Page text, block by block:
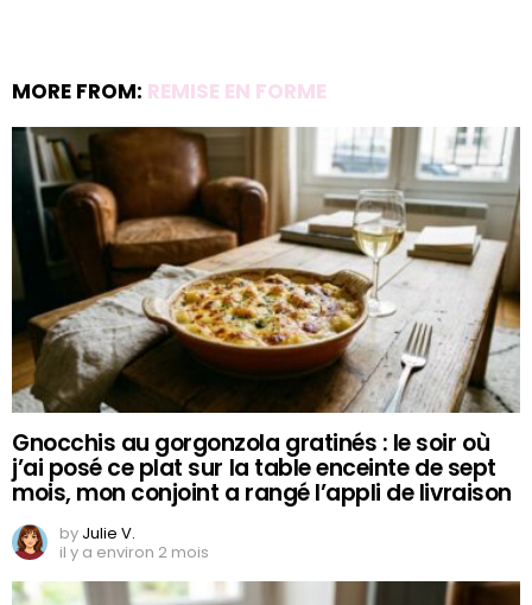
MORE FROM: REMISE EN FORME
Gnocchis au gorgonzola gratinés : le soir où
j’ai posé ce plat sur la table enceinte de sept
mois, mon conjoint a rangé l’appli de livraison
by Julie V.
il y a environ 2 mois